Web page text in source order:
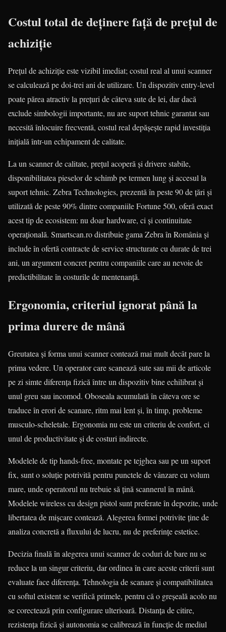
Costul total de deținere față de prețul de
achiziție
Prețul de achiziție este vizibil imediat; costul real al unui scanner
se calculează pe doi-trei ani de utilizare. Un dispozitiv entry-level
poate părea atractiv la prețuri de câteva sute de lei, dar dacă
exclude simbologii importante, nu are suport tehnic garantat sau
necesită înlocuire frecventă, costul real depășește rapid investiția
inițială într-un echipament de calitate.
La un scanner de calitate, prețul acoperă și drivere stabile,
disponibilitatea pieselor de schimb pe termen lung și accesul la
suport tehnic. Zebra Technologies, prezentă în peste 90 de țări și
utilizată de peste 90% dintre companiile Fortune 500, oferă exact
acest tip de ecosistem: nu doar hardware, ci și continuitate
operațională. Smartscan.ro distribuie gama Zebra în România și
include în ofertă contracte de service structurate cu durate de trei
ani, un argument concret pentru companiile care au nevoie de
predictibilitate în costurile de mentenanță.
Ergonomia, criteriul ignorat până la
prima durere de mână
Greutatea și forma unui scanner contează mai mult decât pare la
prima vedere. Un operator care scanează sute sau mii de articole
pe zi simte diferența fizică între un dispozitiv bine echilibrat și
unul greu sau incomod. Oboseala acumulată în câteva ore se
traduce în erori de scanare, ritm mai lent și, în timp, probleme
musculo-scheletale. Ergonomia nu este un criteriu de confort, ci
unul de productivitate și de costuri indirecte.
Modelele de tip hands-free, montate pe tejghea sau pe un suport
fix, sunt o soluție potrivită pentru punctele de vânzare cu volum
mare, unde operatorul nu trebuie să țină scannerul în mână.
Modelele wireless cu design pistol sunt preferate în depozite, unde
libertatea de mișcare contează. Alegerea formei potrivite ține de
analiza concretă a fluxului de lucru, nu de preferințe estetice.
Decizia finală în alegerea unui scanner de coduri de bare nu se
reduce la un singur criteriu, dar ordinea în care aceste criterii sunt
evaluate face diferența. Tehnologia de scanare și compatibilitatea
cu softul existent se verifică primele, pentru că o greșeală acolo nu
se corectează prin configurare ulterioară. Distanța de citire,
rezistența fizică și autonomia se calibrează în funcție de mediul